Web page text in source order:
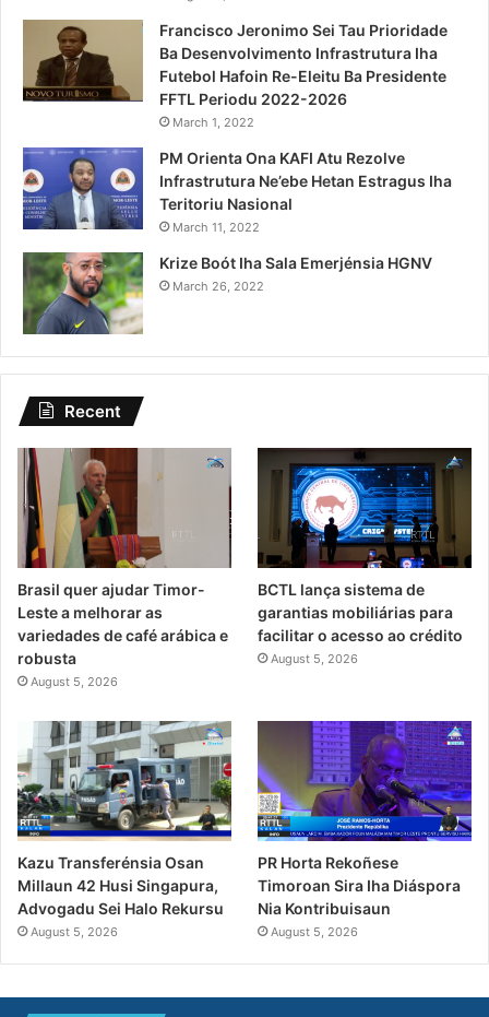
Francisco Jeronimo Sei Tau Prioridade
Ba Desenvolvimento Infrastrutura Iha
Futebol Hafoin Re-Eleitu Ba Presidente
FFTL Periodu 2022-2026
March 1, 2022
PM Orienta Ona KAFI Atu Rezolve
Infrastrutura Ne’ebe Hetan Estragus Iha
Teritoriu Nasional
March 11, 2022
Krize Boót Iha Sala Emerjénsia HGNV
March 26, 2022
Recent
Brasil quer ajudar Timor-
Leste a melhorar as
variedades de café arábica e
robusta
August 5, 2026
BCTL lança sistema de
garantias mobiliárias para
facilitar o acesso ao crédito
August 5, 2026
Kazu Transferénsia Osan
Millaun 42 Husi Singapura,
Advogadu Sei Halo Rekursu
August 5, 2026
PR Horta Rekoñese
Timoroan Sira Iha Diáspora
Nia Kontribuisaun
August 5, 2026